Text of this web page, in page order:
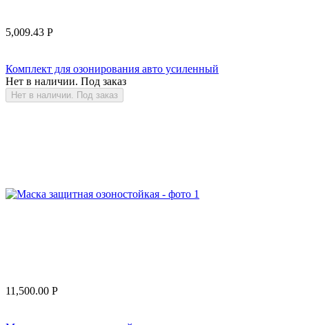
5,009.43 Р
Комплект для озонирования авто усиленный
Нет в наличии. Под заказ
Нет в наличии. Под заказ
11,500.00 Р